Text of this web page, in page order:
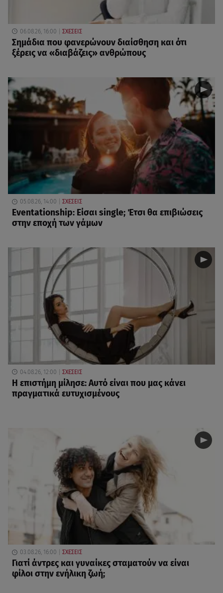
06.08.26, 16:00 ΣΧΕΣΕΙΣ
Σημάδια που φανερώνουν διαίσθηση και ότι
ξέρεις να «διαβάζεις» ανθρώπους
05.08.26, 14:00 ΣΧΕΣΕΙΣ
Eventationship: Είσαι single; Έτσι θα επιβιώσεις
στην εποχή των γάμων
04.08.26, 12:00 ΣΧΕΣΕΙΣ
Η επιστήμη μίλησε: Αυτό είναι που μας κάνει
πραγματικά ευτυχισμένους
03.08.26, 16:00 ΣΧΕΣΕΙΣ
Γιατί άντρες και γυναίκες σταματούν να είναι
φίλοι στην ενήλικη ζωή;